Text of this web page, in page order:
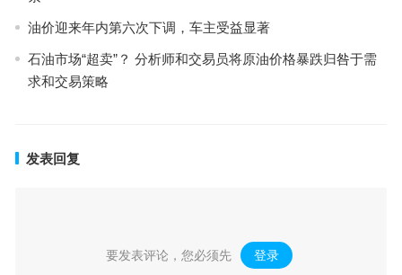
油价迎来年内第六次下调，车主受益显著
石油市场“超卖”？ 分析师和交易员将原油价格暴跌归咎于需
求和交易策略
发表回复
要发表评论，您必须先 登录 。